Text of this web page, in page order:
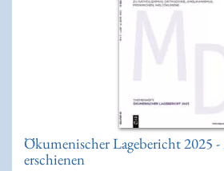
Ökumenischer Lagebericht 2025
erschienen